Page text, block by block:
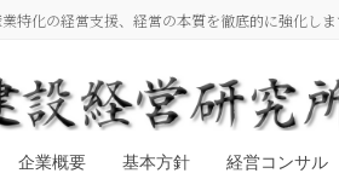
特化の経営支援、経営の本質を徹底的に強化しま
企業概要 基本方針 経営コンサル